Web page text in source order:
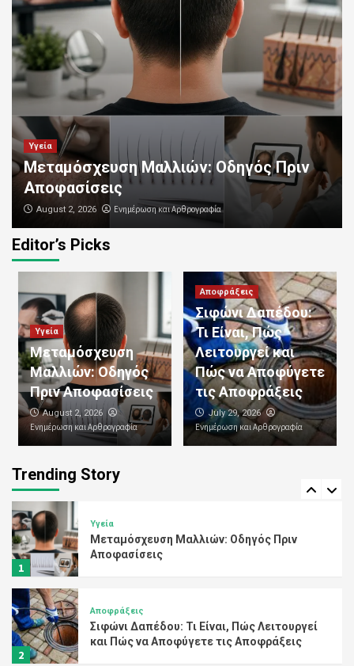
Υγεία
Μεταμόσχευση Μαλλιών: Οδηγός Πριν
Αποφασίσεις
August 2, 2026 Ενημέρωση και Αρθρογραφία
Editor’s Picks
Υγεία
Μεταμόσχευση
Μαλλιών: Οδηγός
Πριν Αποφασίσεις
August 2, 2026
Ενημέρωση και Αρθρογραφία
Αποφράξεις
Σιφώνι Δαπέδου:
Τι Είναι, Πώς
Λειτουργεί και
Πώς να Αποφύγετε
τις Αποφράξεις
July 29, 2026
Ενημέρωση και Αρθρογραφία
Trending Story
3
Καθαρισμός Αποχετεύσεων:
Επαγγελματικές Υπηρεσίες για Καθαρές
και Λειτουργικές Σωληνώσεις
4
Αποφράξεις
Απόφραξη Κεντρικής Αποχέτευσης:
Αιτίες, Συμπτώματα και
Αποτελεσματικές Λύσεις
5
Αποφράξεις
Λύσεις για Κάθε Πρόβλημα Αποχέτευσης
1
Υγεία
Μεταμόσχευση Μαλλιών: Οδηγός Πριν
Αποφασίσεις
2
Αποφράξεις
Σιφώνι Δαπέδου: Τι Είναι, Πώς Λειτουργεί
και Πώς να Αποφύγετε τις Αποφράξεις